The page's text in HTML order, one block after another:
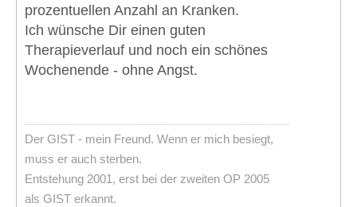
prozentuellen Anzahl an Kranken.
Ich wünsche Dir einen guten
Therapieverlauf und noch ein schönes
Wochenende - ohne Angst.
Der GIST - mein Freund. Wenn er mich besiegt,
muss er auch sterben.
Entstehung 2001, erst bei der zweiten OP 2005
als GIST erkannt.